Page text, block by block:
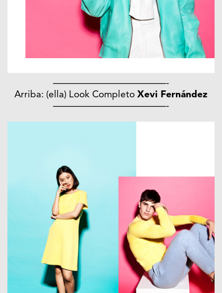
————————————-
Arriba: (ella) Look Completo Xevi Fernández
————————————-